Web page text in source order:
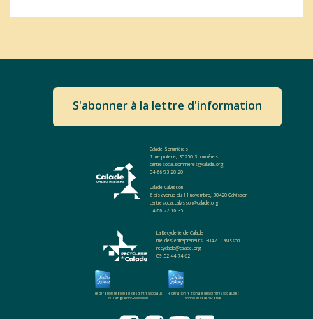
S'abonner à la lettre d'information
Calade Sommières
1 rue poterie, 30250 Sommières
centresocial.sommieres@calade.org
04 66 93 20 20
Calade Calvisson
6 bis avenue du 11 novembre, 30420 Calvisson
centresocial.calvisson@calade.org
04 66 22 16 35
La Recyclerie de Calade
rue des entrepreneurs, 30420 Calvisson
recyclade@calade.org
09 52 44 74 62
Fédération regionale des centres sociaux
du Languedoc-Roussillon
Fédération regionale des centres sociaux et
socioculturel en France